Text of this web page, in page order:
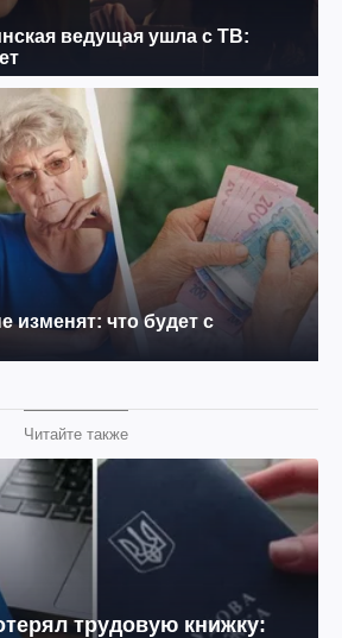
Читайте также
трудовую книжку: